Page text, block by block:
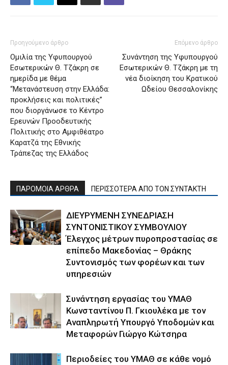
Προηγούμενο άρθρο
Ομιλία της Υφυπουργού
Εσωτερικών Θ. Τζάκρη σε
ημερίδα με θέμα
“Μετανάστευση στην Ελλάδα:
προκλήσεις και πολιτικές”
που διοργάνωσε το Κέντρο
Ερευνών Προοδευτικής
Πολιτικής στο Αμφιθέατρο
Καρατζά της Εθνικής
Τράπεζας της Ελλάδος
Επόμενο άρθρο
Συνάντηση της Υφυπουργού
Εσωτερικών Θ. Τζάκρη με τη
νέα διοίκηση του Κρατικού
Ωδείου Θεσσαλονίκης
ΠΑΡΟΜΟΙΑ ΑΡΘΡΑ ΠΕΡΙΣΣΟΤΕΡΑ ΑΠΟ ΤΟΝ ΣΥΝΤΑΚΤΗ
ΔΙΕΥΡΥΜΕΝΗ ΣΥΝΕΔΡΙΑΣΗ
ΣΥΝΤΟΝΙΣΤΙΚΟΥ ΣΥΜΒΟΥΛΙΟΥ
Έλεγχος μέτρων πυροπροστασίας σε
επίπεδο Μακεδονίας – Θράκης
Συντονισμός των φορέων και των
υπηρεσιών
Συνάντηση εργασίας του ΥΜΑΘ
Κωνσταντίνου Π. Γκιουλέκα με τον
Αναπληρωτή Υπουργό Υποδομών και
Μεταφορών Γιώργο Κώτσηρα
Περιοδείες του ΥΜΑΘ σε κάθε νομό